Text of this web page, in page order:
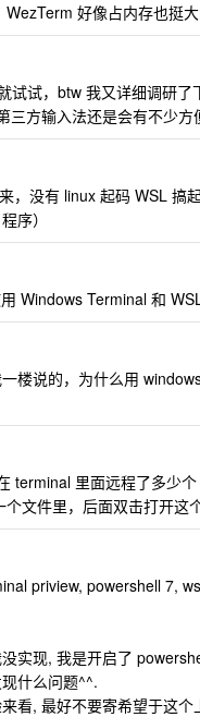
好像占内存也挺
试试，btw 我又详细调研了
三方输入法还是会有不少方
，没有 linux 起码 WSL 搞
序）
Windows Terminal 和
楼说的，为什么用
terminal 里面远程了多少
文件里，后面双击打开这
priview, powershell 7,
实现, 我是开启了
什么问题^^.
看, 最好不要寄希望于这